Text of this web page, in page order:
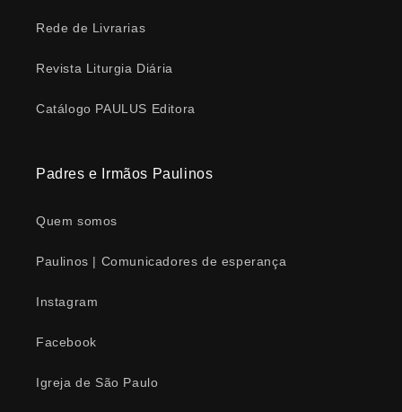
Rede de Livrarias
Revista Liturgia Diária
Catálogo PAULUS Editora
Padres e Irmãos Paulinos
Quem somos
Paulinos | Comunicadores de esperança
Instagram
Facebook
Igreja de São Paulo